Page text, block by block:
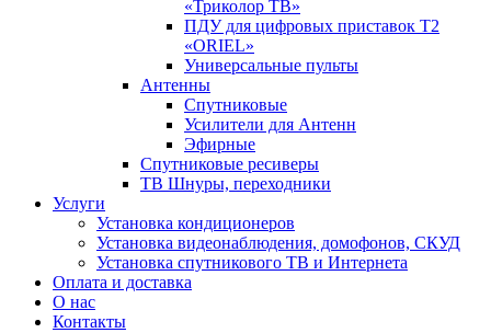
«Триколор ТВ»
ПДУ для цифровых приставок Т2
«ORIEL»
Универсальные пульты
Антенны
Спутниковые
Усилители для Антенн
Эфирные
Спутниковые ресиверы
ТВ Шнуры, переходники
Услуги
Установка кондиционеров
Установка видеонаблюдения, домофонов, СКУД
Установка спутникового ТВ и Интернета
Оплата и доставка
О нас
Контакты